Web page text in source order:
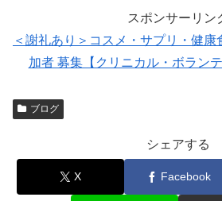
スポンサーリン
＜謝礼あり＞コスメ・サプリ・健
加者 募集【クリニカル・ボラン
ブログ
シェアする
X Facebook